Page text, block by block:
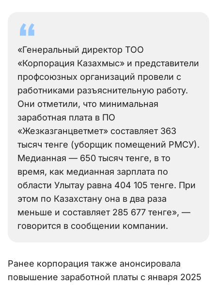
«Генеральный директор ТОО
«Корпорация Казахмыс» и представители
профсоюзных организаций провели с
работниками разъяснительную работу.
Они отметили, что минимальная
заработная плата в ПО
«Жезказганцветмет» составляет 363
тысяч тенге (уборщик помещений РМСУ).
Медианная — 650 тысяч тенге, в то
время, как медианная зарплата по
области Улытау равна 404 105 тенге. При
этом по Казахстану она в два раза
меньше и составляет 285 677 тенге», —
говорится в сообщении компании.
Ранее корпорация также анонсировала
повышение заработной платы с января 2025